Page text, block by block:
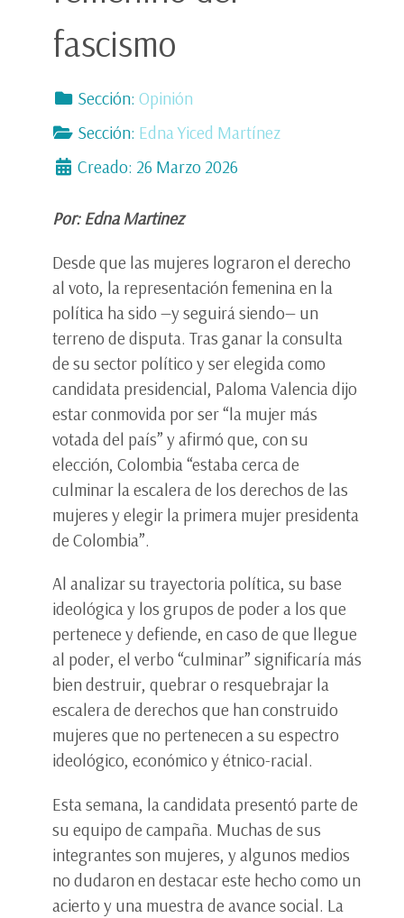
fascismo
Sección: Opinión
Sección: Edna Yiced Martínez
Creado: 26 Marzo 2026
Por: Edna Martinez
Desde que las mujeres lograron el derecho
al voto, la representación femenina en la
política ha sido —y seguirá siendo— un
terreno de disputa. Tras ganar la consulta
de su sector político y ser elegida como
candidata presidencial, Paloma Valencia dijo
estar conmovida por ser “la mujer más
votada del país” y afirmó que, con su
elección, Colombia “estaba cerca de
culminar la escalera de los derechos de las
mujeres y elegir la primera mujer presidenta
de Colombia”.
Al analizar su trayectoria política, su base
ideológica y los grupos de poder a los que
pertenece y defiende, en caso de que llegue
al poder, el verbo “culminar” significaría más
bien destruir, quebrar o resquebrajar la
escalera de derechos que han construido
mujeres que no pertenecen a su espectro
ideológico, económico y étnico-racial.
Esta semana, la candidata presentó parte de
su equipo de campaña. Muchas de sus
integrantes son mujeres, y algunos medios
no dudaron en destacar este hecho como un
acierto y una muestra de avance social. La